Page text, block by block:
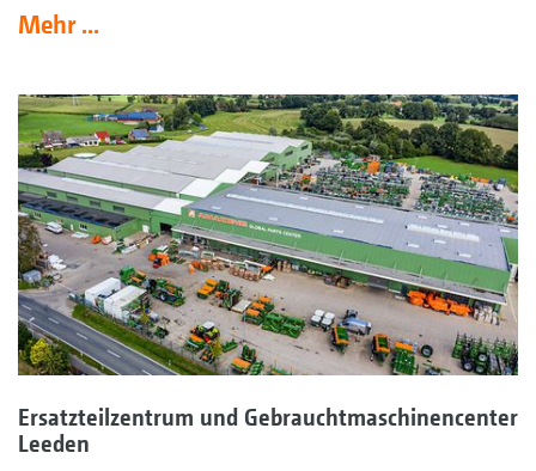
Mehr ...
Ersatzteilzentrum und Gebrauchtmaschinencenter
Leeden